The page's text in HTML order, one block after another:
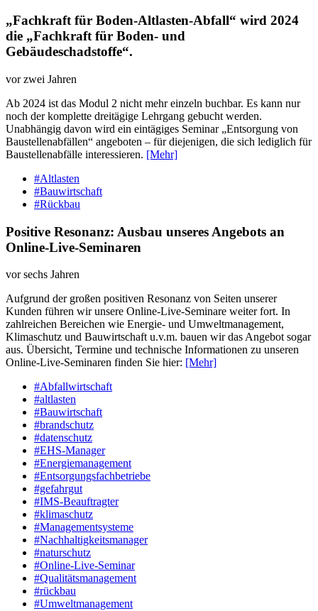
„Fachkraft für Boden-Altlasten-Abfall“ wird 2024
die „Fachkraft für Boden- und
Gebäudeschadstoffe“.
vor zwei Jahren
Ab 2024 ist das Modul 2 nicht mehr einzeln buchbar. Es kann nur
noch der komplette dreitägige Lehrgang gebucht werden.
Unabhängig davon wird ein eintägiges Seminar „Entsorgung von
Baustellenabfällen“ angeboten – für diejenigen, die sich lediglich für
Baustellenabfälle interessieren. [Mehr]
#Altlasten
#Bauwirtschaft
#Rückbau
Positive Resonanz: Ausbau unseres Angebots an
Online-Live-Seminaren
vor sechs Jahren
Aufgrund der großen positiven Resonanz von Seiten unserer
Kunden führen wir unsere Online-Live-Seminare weiter fort. In
zahlreichen Bereichen wie Energie- und Umweltmanagement,
Klimaschutz und Bauwirtschaft u.v.m. bauen wir das Angebot sogar
aus. Übersicht, Termine und technische Informationen zu unseren
Online-Live-Seminaren finden Sie hier: [Mehr]
#Abfallwirtschaft
#altlasten
#Bauwirtschaft
#brandschutz
#datenschutz
#EHS-Manager
#Energiemanagement
#Entsorgungsfachbetriebe
#gefahrgut
#IMS-Beauftragter
#klimaschutz
#Managementsysteme
#Nachhaltigkeitsmanager
#naturschutz
#Online-Live-Seminar
#Qualitätsmanagement
#rückbau
#Umweltmanagement